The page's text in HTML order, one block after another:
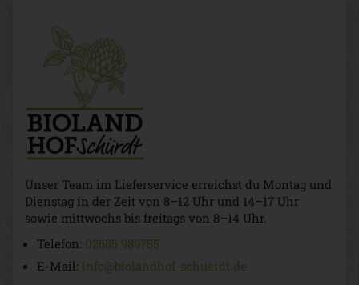
Unser Team im Lieferservice erreichst du Montag und
Dienstag in der Zeit von 8–12 Uhr und 14–17 Uhr
sowie mittwochs bis freitags von 8–14 Uhr.
Telefon: 02685 989755
E-Mail: info@biolandhof-schuerdt.de